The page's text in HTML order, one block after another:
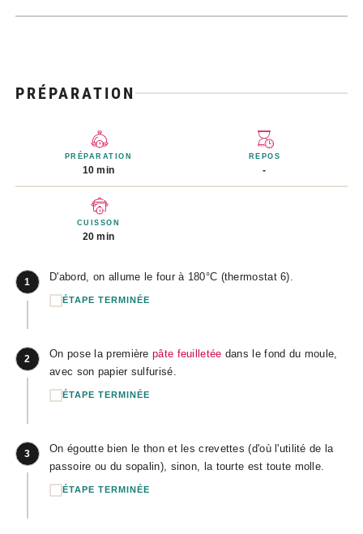
PRÉPARATION
PRÉPARATION
10 min
REPOS
-
CUISSON
20 min
1 D'abord, on allume le four à 180°C (thermostat 6).
ÉTAPE TERMINÉE
2 On pose la premièrepâte feuilletée dans le fond du moule,
avec son papier sulfurisé.
ÉTAPE TERMINÉE
3
On égoutte bien le thon et les crevettes (d'où l'utilité de la
passoire ou du sopalin), sinon, la tourte est toute molle.
ÉTAPE TERMINÉE